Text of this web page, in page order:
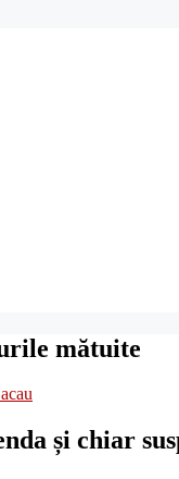
mătuite
și chiar